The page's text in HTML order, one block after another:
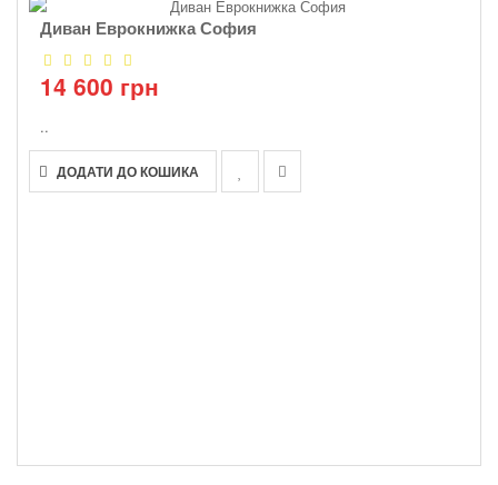
Диван Еврокнижка София
14 600 грн
..
ДОДАТИ ДО КОШИКА